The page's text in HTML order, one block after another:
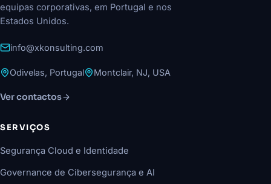
equipas corporativas, em Portugal e nos
Estados Unidos.
info@xkonsulting.com
Odivelas, Portugal Montclair, NJ, USA
Ver contactos
SERVIÇOS
Segurança Cloud e Identidade
Governance de Cibersegurança e AI